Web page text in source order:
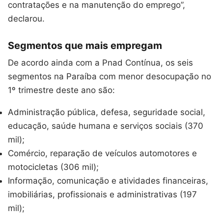
contratações e na manutenção do emprego”,
declarou.
Segmentos que mais empregam
De acordo ainda com a Pnad Contínua, os seis
segmentos na Paraíba com menor desocupação no
1º trimestre deste ano são:
Administração pública, defesa, seguridade social,
educação, saúde humana e serviços sociais (370
mil);
Comércio, reparação de veículos automotores e
motocicletas (306 mil);
Informação, comunicação e atividades financeiras,
imobiliárias, profissionais e administrativas (197
mil);